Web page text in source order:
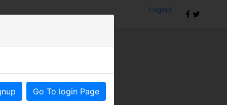
Logout
Go To login Page